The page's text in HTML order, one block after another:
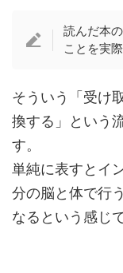
読んだ本
ことを実
そういう「受け
換する」という
す。
単純に表すとイ
分の脳と体で行
なるという感じで